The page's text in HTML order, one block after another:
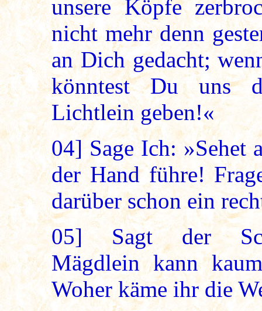
unsere Köpfe
nicht mehr denn
an Dich gedacht;
könntest Du uns
Lichtlein geben!«
04] Sage Ich: »Sehet
der Hand führe!
darüber schon ein
05] Sagt der
Mägdlein kann
Woher käme ihr die